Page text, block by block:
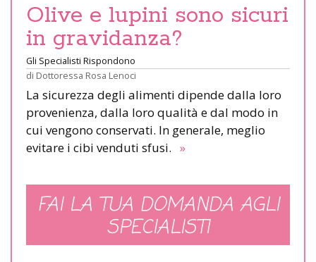
Olive e lupini sono sicuri
in gravidanza?
Gli Specialisti Rispondono
di Dottoressa Rosa Lenoci
La sicurezza degli alimenti dipende dalla loro
provenienza, dalla loro qualità e dal modo in
cui vengono conservati. In generale, meglio
evitare i cibi venduti sfusi. »
FAI LA TUA DOMANDA AGLI
SPECIALISTI